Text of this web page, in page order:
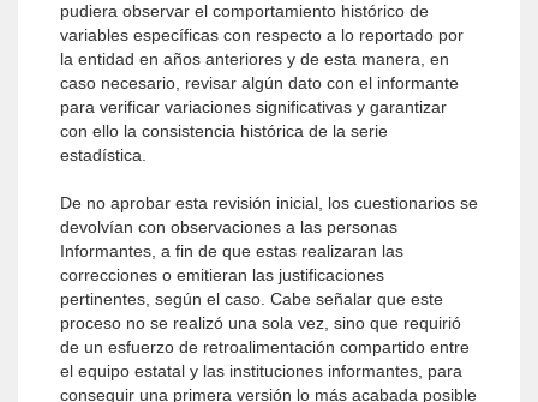
pudiera observar el comportamiento histórico de
variables específicas con respecto a lo reportado por
la entidad en años anteriores y de esta manera, en
caso necesario, revisar algún dato con el informante
para verificar variaciones significativas y garantizar
con ello la consistencia histórica de la serie
estadística.
De no aprobar esta revisión inicial, los cuestionarios se
devolvían con observaciones a las personas
Informantes, a fin de que estas realizaran las
correcciones o emitieran las justificaciones
pertinentes, según el caso. Cabe señalar que este
proceso no se realizó una sola vez, sino que requirió
de un esfuerzo de retroalimentación compartido entre
el equipo estatal y las instituciones informantes, para
conseguir una primera versión lo más acabada posible